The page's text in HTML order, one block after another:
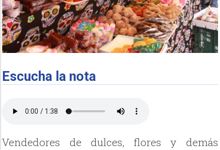
Escucha la nota
Vendedores de dulces, flores y demás